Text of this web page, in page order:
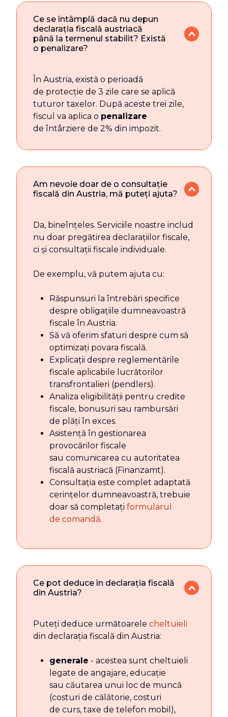
Ce se întâmplă dacă nu depun
declarația fiscală austriacă
până la termenul stabilit? Există
o penalizare?
În Austria, există o perioadă
de protecție de 3 zile care se aplică
tuturor taxelor. După aceste trei zile,
fiscul va aplica o penalizare
de întârziere de 2% din impozit.
Am nevoie doar de o consultație
fiscală din Austria, mă puteți ajuta?
Da, bineînțeles. Serviciile noastre includ
nu doar pregătirea declarațiilor fiscale,
ci și consultații fiscale individuale.
De exemplu, vă putem ajuta cu:
Răspunsuri la întrebări specifice
despre obligațiile dumneavoastră
fiscale în Austria.
Să vă oferim sfaturi despre cum să
optimizați povara fiscală.
Explicații despre reglementările
fiscale aplicabile lucrătorilor
transfrontalieri (pendlers).
Analiza eligibilității pentru credite
fiscale, bonusuri sau rambursări
de plăți în exces.
Asistență în gestionarea
provocărilor fiscale
sau comunicarea cu autoritatea
fiscală austriacă (Finanzamt).
Consultația este complet adaptată
cerințelor dumneavoastră, trebuie
doar să completați formularul
de comandă.
Ce pot deduce în declarația fiscală
din Austria?
Puteți deduce următoarele cheltuieli
din declarația fiscală din Austria:
generale - acestea sunt cheltuieli
legate de angajare, educație
sau căutarea unui loc de muncă
(costuri de călătorie, costuri
de curs, taxe de telefon mobil),